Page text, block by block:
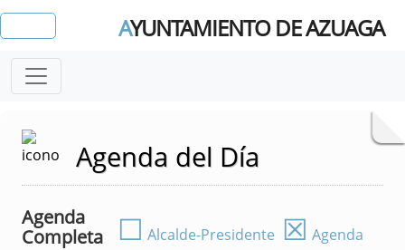
AYUNTAMIENTO DE AZUAGA
Agenda del Día
Agenda
Completa
☐ Alcalde-Presidente ☒ Agenda